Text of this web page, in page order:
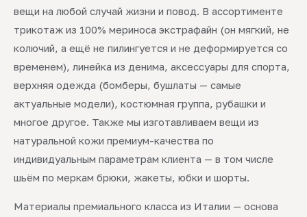
вещи на любой случай жизни и повод. В ассортименте
трикотаж из 100% мериноса экстрафайн (он мягкий, не
колючий, а ещё не пилингуется и не деформируется со
временем), линейка из денима, аксессуары для спорта,
верхняя одежда (бомберы, бушлаты — самые
актуальные модели), костюмная группа, рубашки и
многое другое. Также мы изготавливаем вещи из
натуральной кожи премиум-качества по
индивидуальным параметрам клиента — в том числе
шьём по меркам брюки, жакеты, юбки и шорты.
Материалы премиального класса из Италии — основа